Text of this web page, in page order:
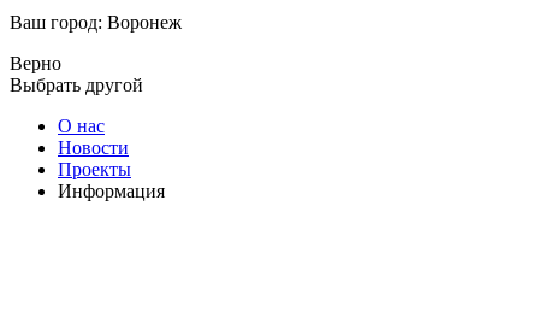
Ваш город: Воронеж
Верно
Выбрать другой
О нас
Новости
Проекты
Информация